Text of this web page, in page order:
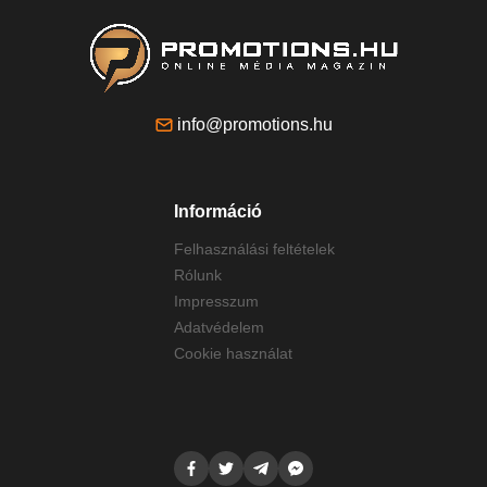
info@promotions.hu
Információ
Felhasználási feltételek
Rólunk
Impresszum
Adatvédelem
Cookie használat